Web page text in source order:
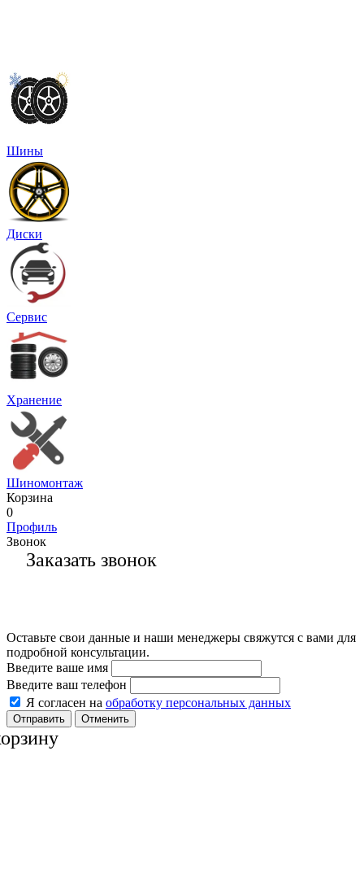
Шины
Диски
Сервис
Хранение
Шиномонтаж
Корзина
0
Профиль
Звонок
Заказать звонок
Оставьте свои данные и наши менеджеры свяжутся с вами для
подробной консультации.
Введите ваше имя
Введите ваш телефон
Я согласен на обработку персональных данных
Отменить